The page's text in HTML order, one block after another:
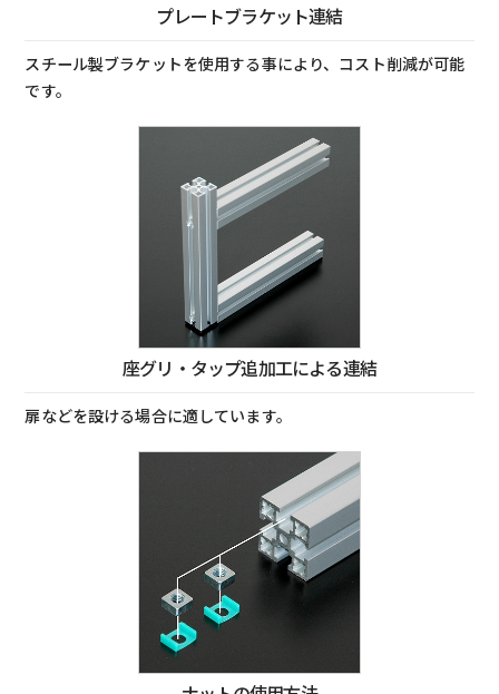
プレートブラケット連結
スチール製ブラケットを使用する事により、コスト削減が可能
です。
座グリ・タップ追加工による連結
扉などを設ける場合に適しています。